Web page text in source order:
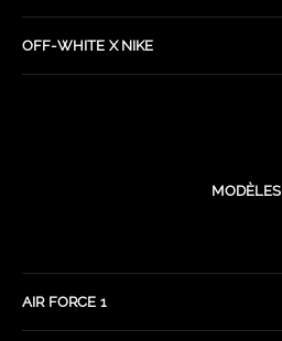
OFF-WHITE X NIKE
MODÈLES
AIR FORCE 1